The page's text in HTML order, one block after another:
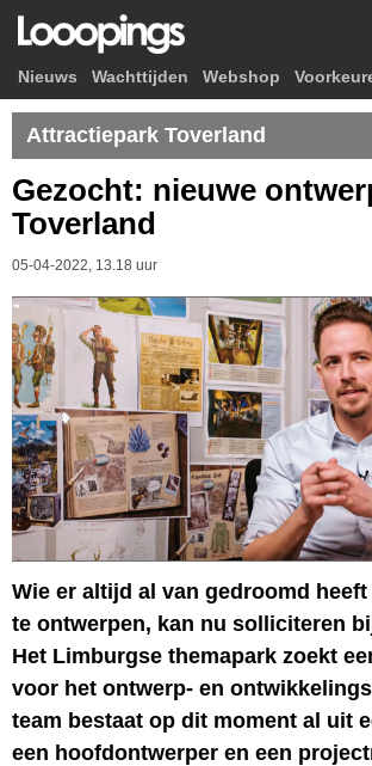
Nieuws Wachttijden Webshop
Attractiepark Toverland
Gezocht: nieuwe
Toverland
05-04-2022, 13.18 uur
Wie er altijd al van gedroomd
te ontwerpen, kan nu solliciteren
Het Limburgse themapark zoekt
voor het ontwerp- en
team bestaat op dit moment al uit
een hoofdontwerper en een